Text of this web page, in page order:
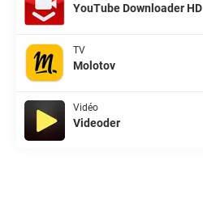
YouTube Downloader HD
TV
Molotov
Vidéo
Videoder